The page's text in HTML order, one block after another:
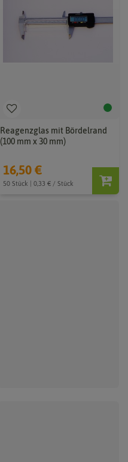
Reagenzglas mit Bördelrand
(100 mm x 30 mm)
16,50 €
50 Stück | 0,33 € / Stück